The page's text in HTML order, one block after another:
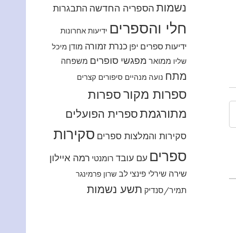
נשמות הספריה החדשה התבגרות
חלי והספרים ידיעות אחרונות
ידיעות ספרים יפן כנרת זמורה מודן מיכל
שליו ממואר מפגשי סופרים משפחה
מתח נועה מנהיים סיפורים קצרים
ספרות מקורספרות
מתורגמתספרית הפועלים
סקירות והמלצות ספרים סקירות
ספרים עם עובד רומנטי רמה איילון
שירה שירלי פינצי לב שרון פרמינגר
תמיר/סנדיק תשע נשמות